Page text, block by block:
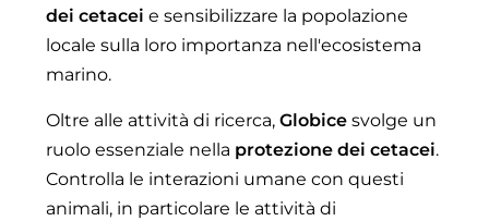
dei cetacei e sensibilizzare la popolazione
locale sulla loro importanza nell'ecosistema
marino.
Oltre alle attività di ricerca, Globice svolge un
ruolo essenziale nella protezione dei cetacei.
Controlla le interazioni umane con questi
animali, in particolare le attività di